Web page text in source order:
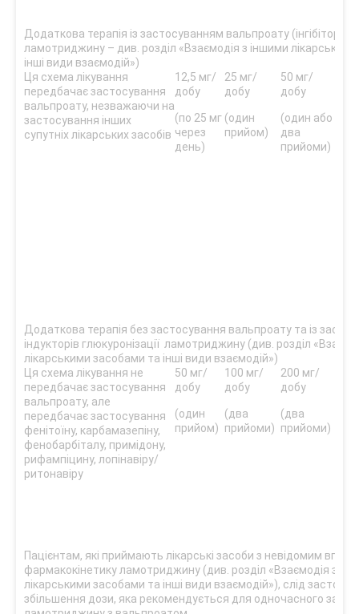
Додаткова терапія із застосуванням вальпроату (інгібітор
ламотриджину – див. розділ «Взаємодія з іншими
інші види взаємодій»)
Ця схема лікування
передбачає застосування
вальпроату, незважаючи на
застосування інших
супутніх лікарських засобів
12,5 мг/
добу
(по 25 мг
через
день)
25 мг/
добу
(один
прийом)
50 мг/
добу
(один або
два
прийоми)
Додаткова терапія без застосування вальпроату та із
індукторів глюкуронізації ламотриджину (див. розділ
лікарськими засобами та інші види взаємодій»)
Ця схема лікування не
передбачає застосування
вальпроату, але
передбачає застосування
фенітоїну, карбамазепіну,
фенобарбіталу, примідону,
рифампіцину, лопінавіру/
ритонавіру
50 мг/
добу
(один
прийом)
100 мг/
добу
(два
прийоми)
200 мг/
добу
(два
прийоми)
Пацієнтам, які приймають лікарські засоби з невідомим
фармакокінетику ламотриджину (див. розділ «Взаємодія з
лікарськими засобами та інші види взаємодій»), слід
збільшення дози, яка рекомендується для одночасного